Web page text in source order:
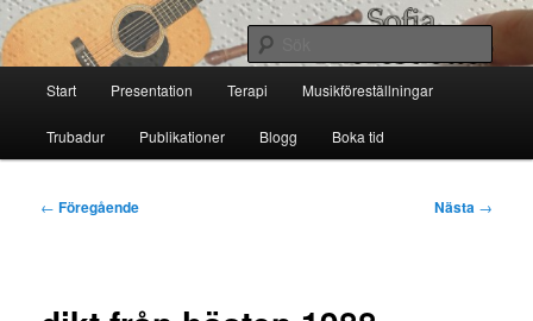
Hoppa
till
primärt
innehållSofia Thoresdotter
Start Presentation Terapi Musikföreställningar
Trubadur Publikationer Blogg Boka tid
Inläggsnavigering
← Föregående Nästa →